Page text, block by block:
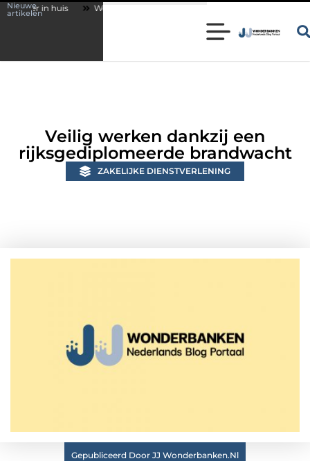
Nieuwe
artikelen
Wonen in een karakteristieke woning in Bunschoten? Controleer of je
Veilig werken dankzij een
rijksgediplomeerde brandwacht
ZAKELIJKE DIENSTVERLENING
Gepubliceerd Door JJ Wonderbanken.nl